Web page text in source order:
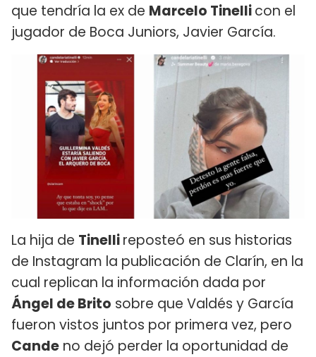
que tendría la ex de Marcelo Tinellicon el
jugador de Boca Juniors, Javier García.
La hija de Tinellireposteó en sus historias
de Instagram la publicación de Clarín, en la
cual replican la información dada por
Ángel de Brito sobre que Valdés y García
fueron vistos juntos por primera vez, pero
Cande no dejó perder la oportunidad de